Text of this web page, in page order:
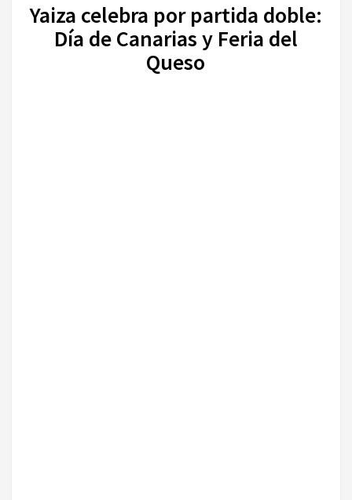
Yaiza celebra por partida doble:
Día de Canarias y Feria del
Queso